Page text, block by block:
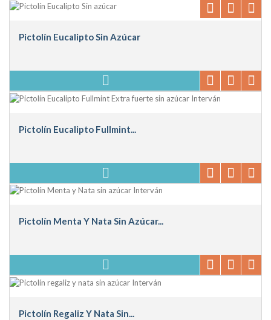
Pictolín Eucalipto Sin Azúcar
Pictolín Eucalipto Fullmint...
Pictolín Menta Y Nata Sin Azúcar...
Pictolín Regaliz Y Nata Sin...